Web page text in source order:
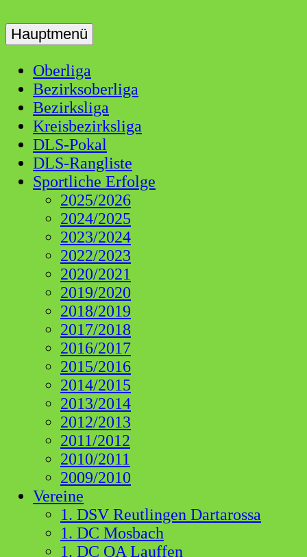
to
content
DLS
Dart Liga Schwaben
Hauptmenü
Oberliga
Bezirksoberliga
Bezirksliga
Kreisbezirksliga
DLS-Pokal
DLS-Rangliste
Sportliche Erfolge
2025/2026
2024/2025
2023/2024
2022/2023
2020/2021
2019/2020
2018/2019
2017/2018
2016/2017
2015/2016
2014/2015
2013/2014
2012/2013
2011/2012
2010/2011
2009/2010
Vereine
1. DSV Reutlingen Dartarossa
1. DC Mosbach
1. DC OA Lauffen